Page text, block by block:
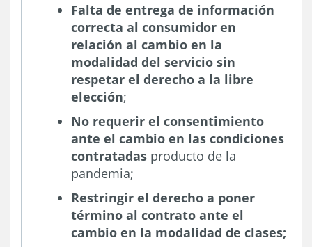
Falta de entrega de información
correcta al consumidor en
relación al cambio en la
modalidad del servicio sin
respetar el derecho a la libre
elección;
No requerir el consentimiento
ante el cambio en las condiciones
contratadas producto de la
pandemia;
Restringir el derecho a poner
término al contrato ante el
cambio en la modalidad de clases;